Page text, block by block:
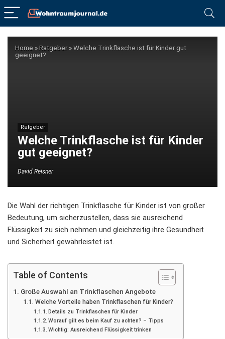
Home »Ratgeber»Welche Trinkflasche ist für Kinder gut
geeignet?
Ratgeber
Welche Trinkflasche ist für Kinder
gut geeignet?
David Reisner
Die Wahl der richtigen Trinkflasche für Kinder ist von großer
Bedeutung, um sicherzustellen, dass sie ausreichend
Flüssigkeit zu sich nehmen und gleichzeitig ihre Gesundheit
und Sicherheit gewährleistet ist.
Table of Contents
Große Auswahl an Trinkflaschen Angebote
Welche Vorteile haben Trinkflaschen für Kinder?
Details zu Trinkflaschen für Kinder
Worauf gilt es beim Kauf zu achten? – Tipps
Wichtig: Ausreichend Flüssigkeit trinken